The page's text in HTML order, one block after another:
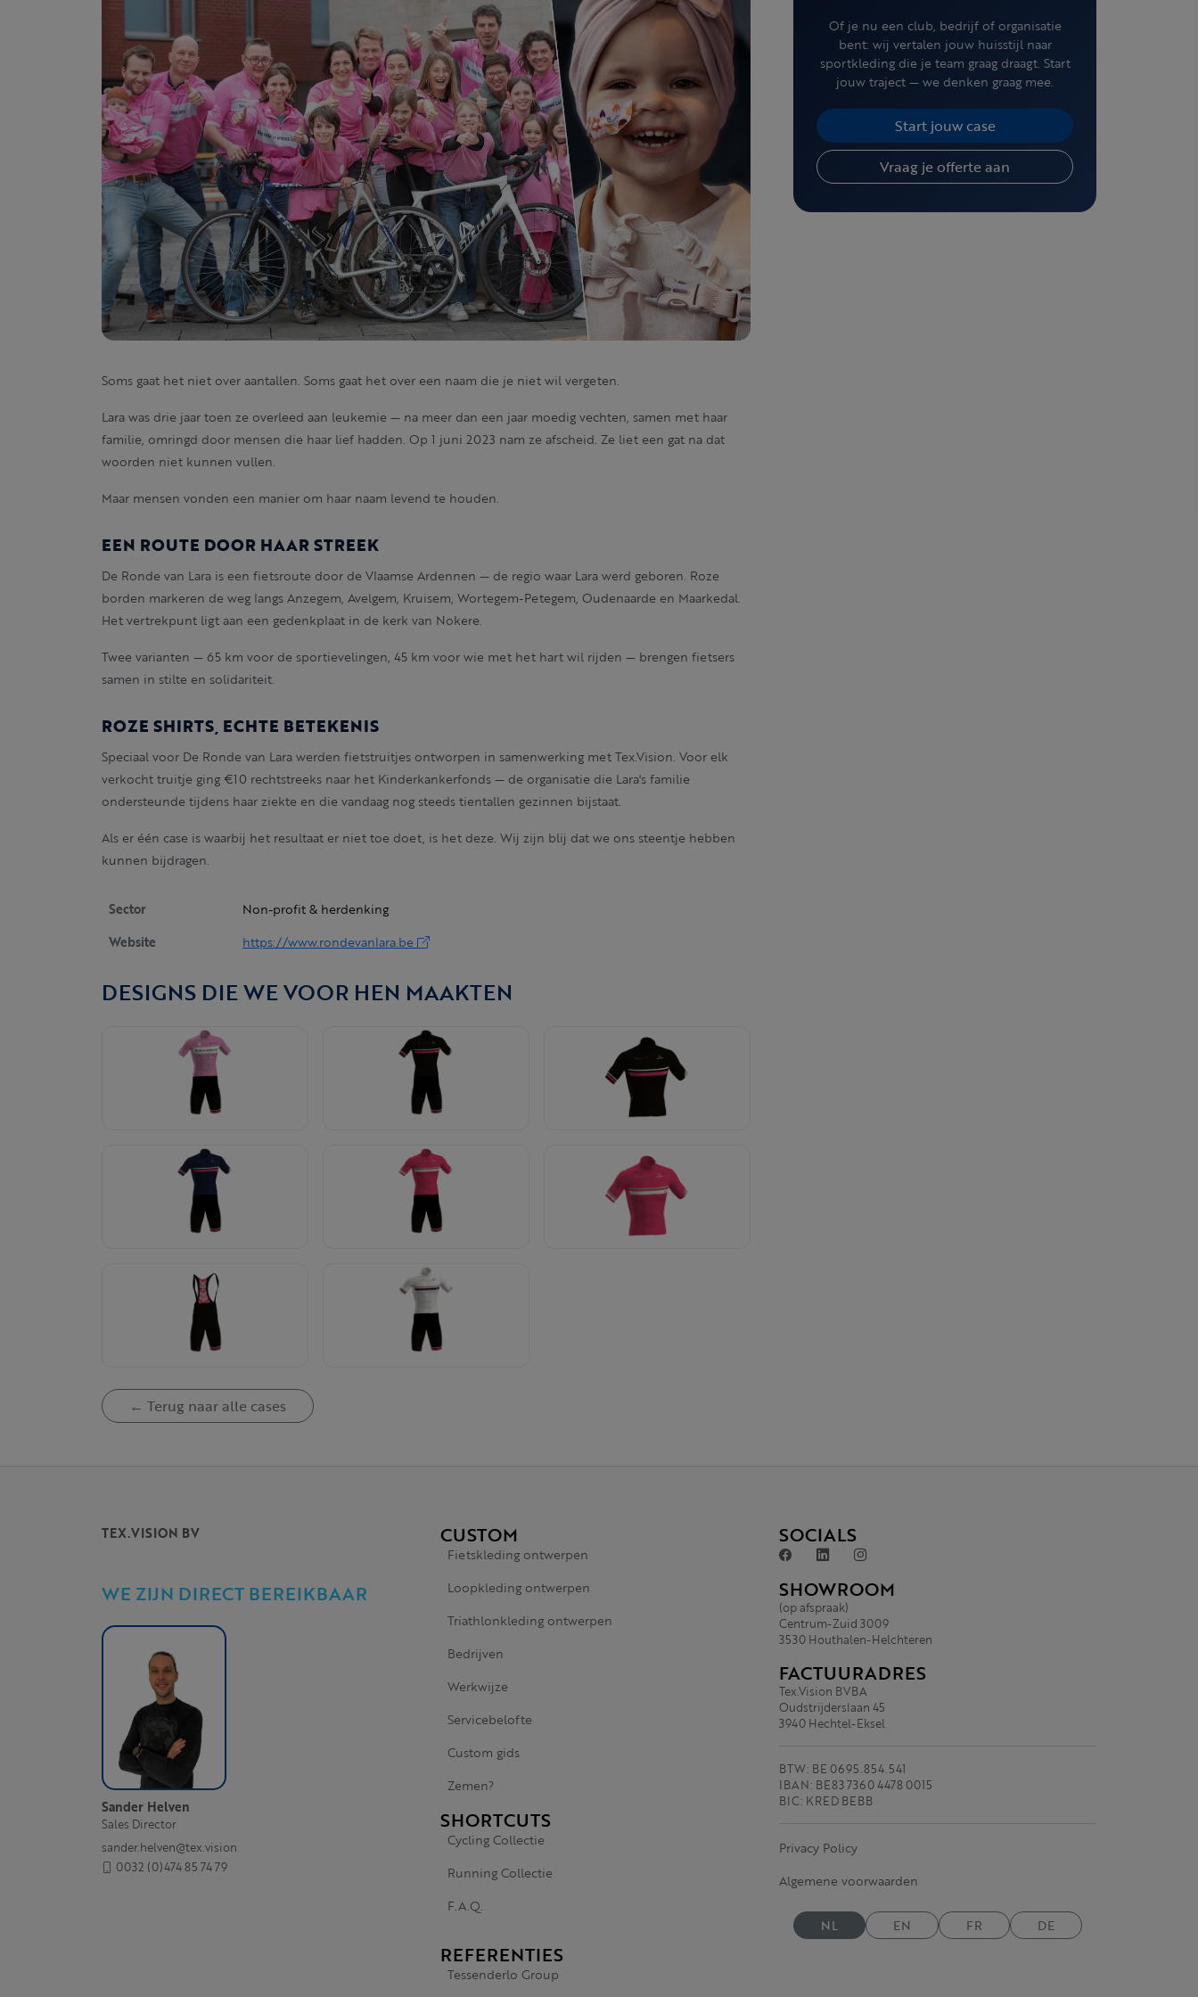
Soms gaat het niet over aantallen. Soms gaat het over een naam die je niet wil vergeten.
Lara was drie jaar toen ze overleed aan leukemie — na meer dan een jaar moedig vechten, samen met haar
familie, omringd door mensen die haar lief hadden. Op 1 juni 2023 nam ze afscheid. Ze liet een gat na dat
woorden niet kunnen vullen.
Maar mensen vonden een manier om haar naam levend te houden.
EEN ROUTE DOOR HAAR STREEK
De Ronde van Lara is een fietsroute door de Vlaamse Ardennen — de regio waar Lara werd geboren. Roze
borden markeren de weg langs Anzegem, Avelgem, Kruisem, Wortegem-Petegem, Oudenaarde en Maarkedal.
Het vertrekpunt ligt aan een gedenkplaat in de kerk van Nokere.
Twee varianten — 65 km voor de sportievelingen, 45 km voor wie met het hart wil rijden — brengen fietsers
samen in stilte en solidariteit.
ROZE SHIRTS, ECHTE BETEKENIS
Speciaal voor De Ronde van Lara werden fietstruitjes ontworpen in samenwerking met Tex.Vision. Voor elk
verkocht truitje ging €10 rechtstreeks naar het Kinderkankerfonds — de organisatie die Lara's familie
ondersteunde tijdens haar ziekte en die vandaag nog steeds tientallen gezinnen bijstaat.
Als er één case is waarbij het resultaat er niet toe doet, is het deze. Wij zijn blij dat we ons steentje hebben
kunnen bijdragen.
Sector
Non-profit & herdenking
Website
https://www.rondevanlara.be
DESIGNS DIE WE VOOR HEN MAAKTEN
← Terug naar alle cases
Of je nu een club, bedrijf of organisatie
bent: wij vertalen jouw huisstijl naar
sportkleding die je team graag draagt. Start
jouw traject — we denken graag mee.
Start jouw case
Vraag je offerte aan
TEX.VISION BV
WE ZIJN DIRECT BEREIKBAAR
Sander Helven
Sales Director
sander.helven@tex.vision
0032 (0)474 85 74 79
CUSTOM
Fietskleding ontwerpen
Loopkleding ontwerpen
Triathlonkleding ontwerpen
Bedrijven
Werkwijze
Servicebelofte
Custom gids
Zemen?
SHORTCUTS
Cycling Collectie
Running Collectie
F.A.Q.
REFERENTIES
Tessenderlo Group
SOCIALS
SHOWROOM
(op afspraak)
Centrum-Zuid 3009
3530 Houthalen-Helchteren
FACTUURADRES
Tex.Vision BVBA
Oudstrijderslaan 45
3940 Hechtel-Eksel
BTW: BE 0695.854.541
IBAN: BE83 7360 4478 0015
BIC: KRED BEBB
Privacy Policy
Algemene voorwaarden
NL EN FR DE